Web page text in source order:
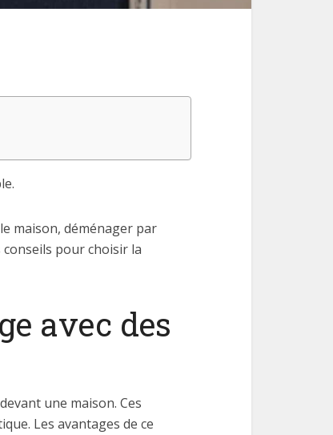
maison, déménager par
conseils pour choisir la
avec des
une maison. Ces
Les avantages de ce